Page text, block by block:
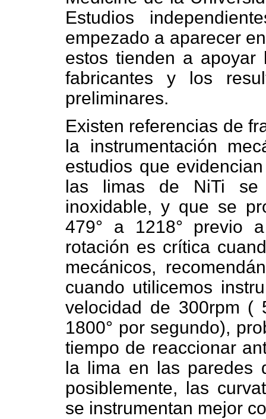
Estudios
empezado a aparecer
estos tienden a apoyar
fabricantes y los
preliminares.
Existen referencias de
la instrumentación
estudios que
las limas de NiTi
inoxidable, y que se
479° a 1218° previo
rotación es crítica
mecánicos,
cuando utilicemos
velocidad de 300rpm (
1800° por segundo),
tiempo de reaccionar
la lima en las paredes
posiblemente, las
se instrumentan mejor